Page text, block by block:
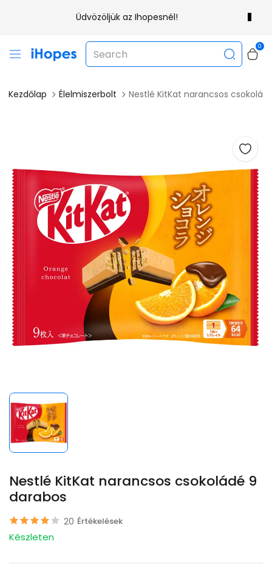
Üdvözöljük az Ihopesnél!
0
Kezdőlap Élelmiszerbolt Nestlé KitKat narancsos
Nestlé KitKat narancsos csokoládé 9
darabos
20 Értékelések
Készleten